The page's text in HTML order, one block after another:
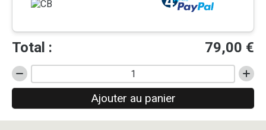
Total : 79,00 €
quantité
de
déco
Motocross
Ajouter au panier